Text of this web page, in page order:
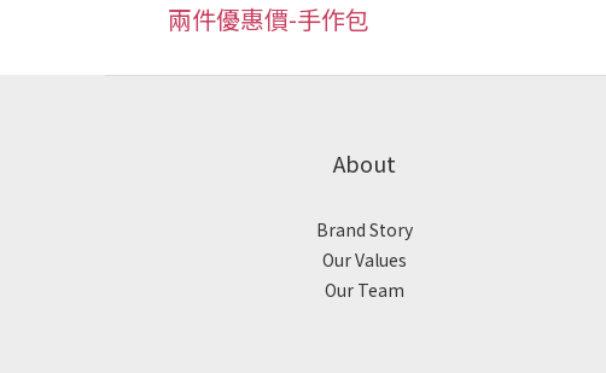
兩件優惠價-手作包
About
Brand Story
Our Values
Our Team